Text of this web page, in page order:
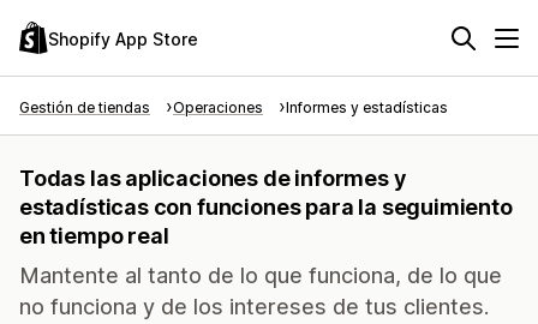
Shopify App Store
Gestión de tiendas Operaciones Informes y estadísticas
Todas las aplicaciones de informes y
estadísticas con funciones para la seguimiento
en tiempo real
Mantente al tanto de lo que funciona, de lo que
no funciona y de los intereses de tus clientes.